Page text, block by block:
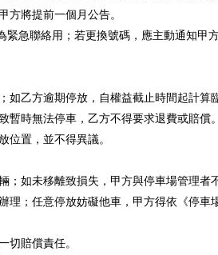
方將提前一個月公告。
急聯絡用；若更換號碼，應主動通知
乙方逾期停放，自權益截止時間起計算
時無法停車，乙方不得要求退費或賠償。
位置，並不得異議。
如未移離致損失，甲方與停車場管理
；任意停放妨礙他車，甲方得依《停
切賠償責任。